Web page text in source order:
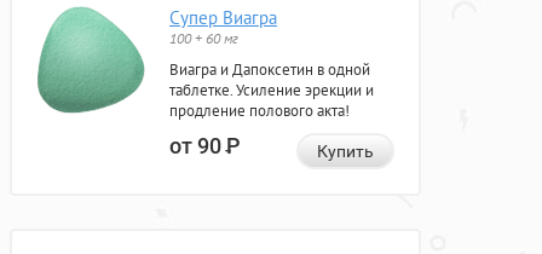
Супер Виагра
100 + 60 мг
Виагра и Дапоксетин в одной
таблетке. Усиление эрекции и
продление полового акта!
от 90Р Купить